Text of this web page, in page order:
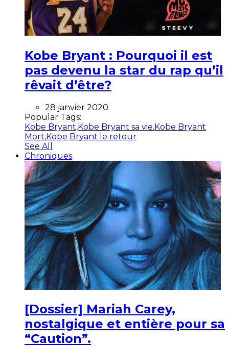
Kobe Bryant : Pourquoi il est
pas devenu la star du rap qu’il
rêvait d’être?
28 janvier 2020
Popular Tags:
Kobe Bryant,Kobe Bryant sa vie,Kobe Bryant
Mort,Kobe Bryant le retour
See All
Chroniques
[Dossier] Mariah Carey,
nostalgique et entière pour sa
“Caution”.